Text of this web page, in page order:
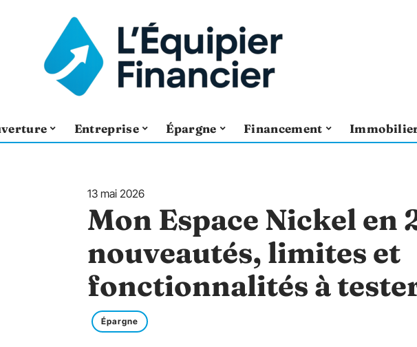
Entreprise Épargne Financement
13 mai 2026
Mon Espace Nickel en
nouveautés, limites et
fonctionnalités à
Épargne